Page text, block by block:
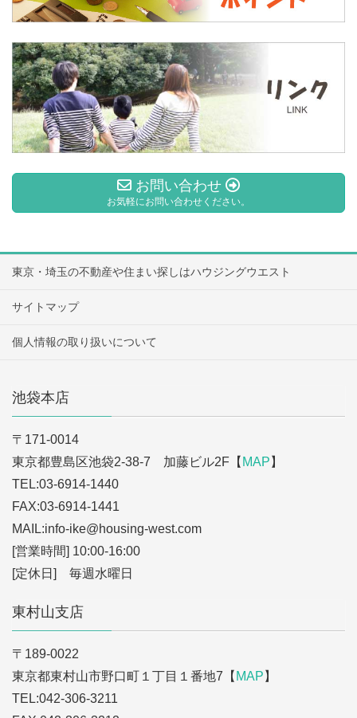
お問い合わせ
お気軽にお問い合わせください。
東京・埼玉の不動産や住まい探しはハウジングウエスト
サイトマップ
個人情報の取り扱いについて
池袋本店
〒171-0014
東京都豊島区池袋2-38-7 加藤ビル2F【 MAP 】
TEL:03-6914-1440
FAX:03-6914-1441
MAIL:info-ike@housing-west.com
[営業時間] 10:00-16:00
[定休日] 毎週水曜日
東村山支店
〒189-0022
東京都東村山市野口町１丁目１番地7【 MAP 】
TEL:042-306-3211